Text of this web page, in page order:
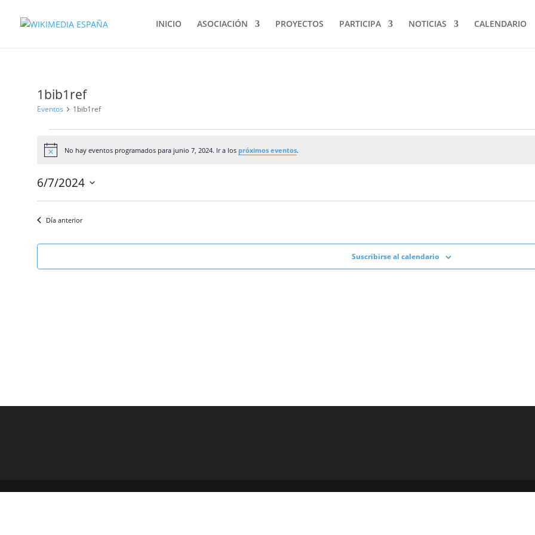
INICIO ASOCIACIÓN PROYECTOS PARTICIPA NOTICIAS CALENDARIO
1bib1ref
Eventos 1bib1ref
Eventos
en
7,
2024
Aviso No hay eventos programados para junio 7, 2024. Ir a los próximos eventos.
6/7/2024
fecha.
Día anterior
Suscribirse al calendario